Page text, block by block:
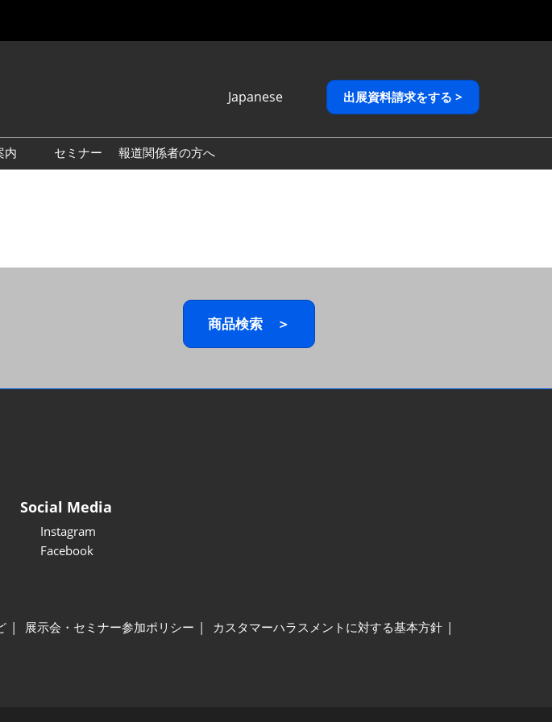
Japanese
English
繁體中文
出展資料請求をする >
内
セミナー 報道関係者の方へ
商品検索 ＞
Social Media
Instagram
Facebook
展示会・セミナー参加ポリシー
カスタマーハラスメントに対する基本方針